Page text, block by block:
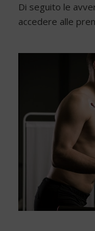
Di seguito le
accedere alle